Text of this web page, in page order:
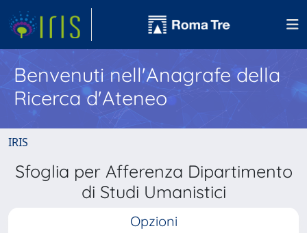
Benvenuti nell'Anagrafe della
Ricerca d'Ateneo
IRIS
Sfoglia per Afferenza Dipartimento
di Studi Umanistici
Opzioni